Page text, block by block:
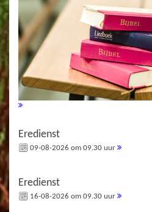
Eredienst
09-08-2026 om 09.30 uur
Eredienst
16-08-2026 om 09.30 uur